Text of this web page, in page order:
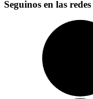
Seguinos en las redes